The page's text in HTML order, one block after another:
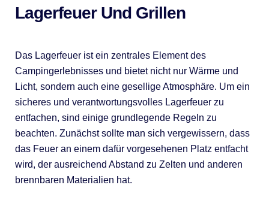
Lagerfeuer Und Grillen
Das Lagerfeuer ist ein zentrales Element des
Campingerlebnisses und bietet nicht nur Wärme und
Licht, sondern auch eine gesellige Atmosphäre. Um ein
sicheres und verantwortungsvolles Lagerfeuer zu
entfachen, sind einige grundlegende Regeln zu
beachten. Zunächst sollte man sich vergewissern, dass
das Feuer an einem dafür vorgesehenen Platz entfacht
wird, der ausreichend Abstand zu Zelten und anderen
brennbaren Materialien hat.